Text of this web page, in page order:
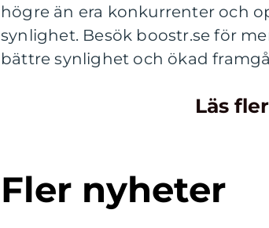
högre än era konkurrenter och
synlighet. Besök boostr.se för
bättre synlighet och ökad
Läs
Fler nyheter